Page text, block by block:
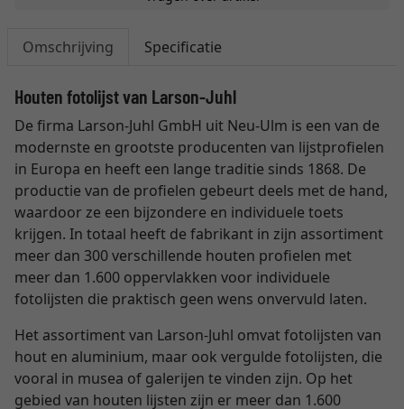
Omschrijving Specificatie
Houten fotolijst van Larson-Juhl
De firma Larson-Juhl GmbH uit Neu-Ulm is een van de
modernste en grootste producenten van lijstprofielen
in Europa en heeft een lange traditie sinds 1868. De
productie van de profielen gebeurt deels met de hand,
waardoor ze een bijzondere en individuele toets
krijgen. In totaal heeft de fabrikant in zijn assortiment
meer dan 300 verschillende houten profielen met
meer dan 1.600 oppervlakken voor individuele
fotolijsten die praktisch geen wens onvervuld laten.
Het assortiment van Larson-Juhl omvat fotolijsten van
hout en aluminium, maar ook vergulde fotolijsten, die
vooral in musea of galerijen te vinden zijn. Op het
gebied van houten lijsten zijn er meer dan 1.600